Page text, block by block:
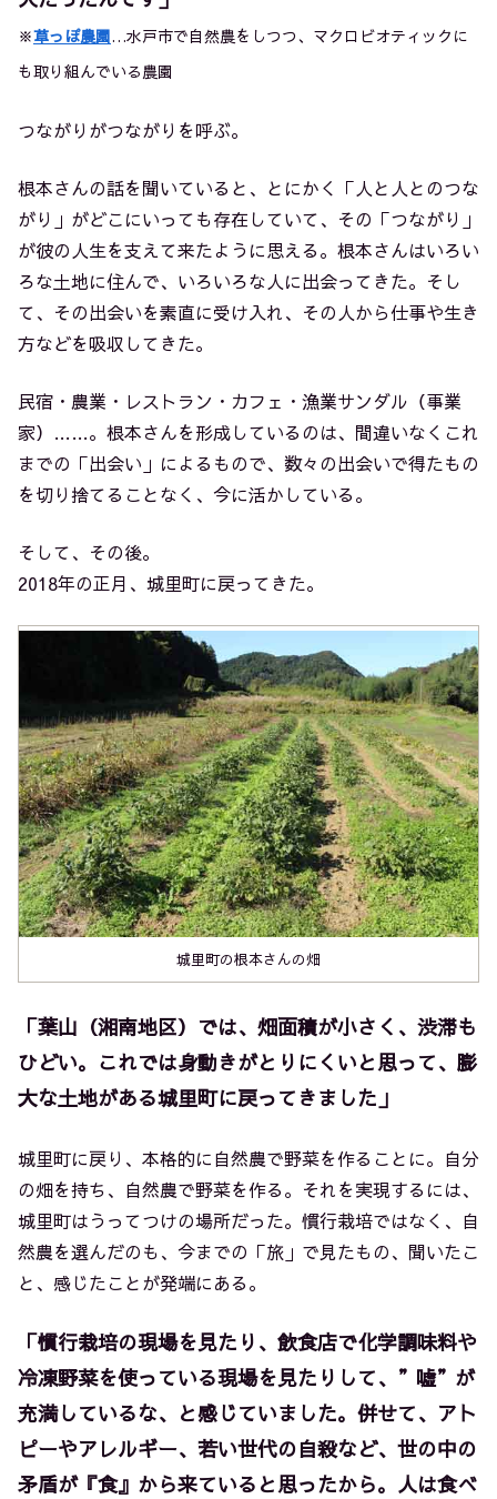
※草っぽ農園…水戸市で自然農をしつつ、マクロビオティックに
も取り組んでいる農園
つながりがつながりを呼ぶ。
根本さんの話を聞いていると、とにかく「人と人とのつな
がり」がどこにいっても存在していて、その「つながり」
が彼の人生を支えて来たように思える。根本さんはいろい
ろな土地に住んで、いろいろな人に出会ってきた。そし
て、その出会いを素直に受け入れ、その人から仕事や生き
方などを吸収してきた。
民宿・農業・レストラン・カフェ・漁業サンダル（事業
家）……。根本さんを形成しているのは、間違いなくこれ
までの「出会い」によるもので、数々の出会いで得たもの
を切り捨てることなく、今に活かしている。
そして、その後。
2018年の正月、城里町に戻ってきた。
城里町の根本さんの畑
「葉山（湘南地区）では、畑面積が小さく、渋滞も
ひどい。これでは身動きがとりにくいと思って、膨
大な土地がある城里町に戻ってきました」
城里町に戻り、本格的に自然農で野菜を作ることに。自分
の畑を持ち、自然農で野菜を作る。それを実現するには、
城里町はうってつけの場所だった。慣行栽培ではなく、自
然農を選んだのも、今までの「旅」で見たもの、聞いたこ
と、感じたことが発端にある。
「慣行栽培の現場を見たり、飲食店で化学調味料や
冷凍野菜を使っている現場を見たりして、”嘘”が
充満しているな、と感じていました。併せて、アト
ピーやアレルギー、若い世代の自殺など、世の中の
矛盾が『食』から来ていると思ったから。人は食べ